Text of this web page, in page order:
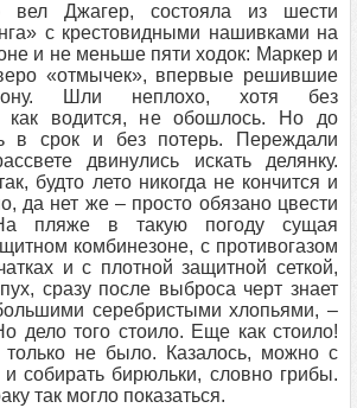
вел Джагер, состояла из шести
с крестовидными нашивками на
и не меньше пяти ходок: Маркер и
«отмычек», впервые решившие
Шли неплохо, хотя без
как водится, не обошлось. Но до
в срок и без потерь. Переждали
двинулись искать делянку.
будто лето никогда не кончится и
да нет же – просто обязано цвести
пляже в такую погоду сущая
комбинезоне, с противогазом
и с плотной защитной сеткой,
сразу после выброса черт знает
серебристыми хлопьями, –
дело того стоило. Еще как стоило!
только не было. Казалось, можно с
собирать бирюльки, словно грибы.
так могло показаться.